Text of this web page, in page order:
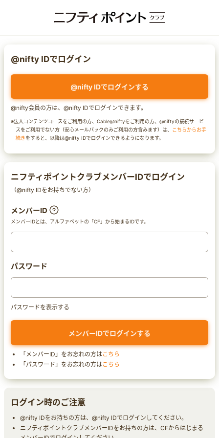
@nifty IDでログイン
@nifty IDでログインする
@nifty会員の方は、@nifty IDでログインできます。
※法人コンテンツコースをご利用の方、Cable@niftyをご利用の方、@niftyの接続サービ
スをご利用でない方（安心メールパックのみご利用の方含みます）は、 こちらからお手
続きをすると、以降は@nifty IDでログインできるようになります。
ニフティポイントクラブメンバーIDでログイン
（@nifty IDをお持ちでない方）
メンバーID
メンバーIDとは、アルファベットの「CF」から始まるIDです。
パスワード
パスワードを表示する
「メンバーID」をお忘れの方はこちら
「パスワード」をお忘れの方はこちら
ログイン時のご注意
@nifty IDをお持ちの方は、@nifty IDでログインしてください。
ニフティポイントクラブメンバーIDをお持ちの方は、CFからはじまる